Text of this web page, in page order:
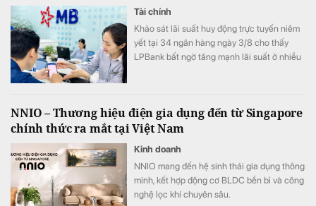
Tài chính
Khảo sát lãi suất huy động trực tuyến niêm
yết tại 34 ngân hàng ngày 3/8 cho thấy
LPBank bất ngờ tăng mạnh lãi suất ở nhiều
NNIO – Thương hiệu điện gia dụng đến từ Singapore
chính thức ra mắt tại Việt Nam
Kinh doanh
NNIO mang đến hệ sinh thái gia dụng thông
minh, kết hợp động cơ BLDC bền bỉ và công
nghệ lọc khí chuyên sâu.